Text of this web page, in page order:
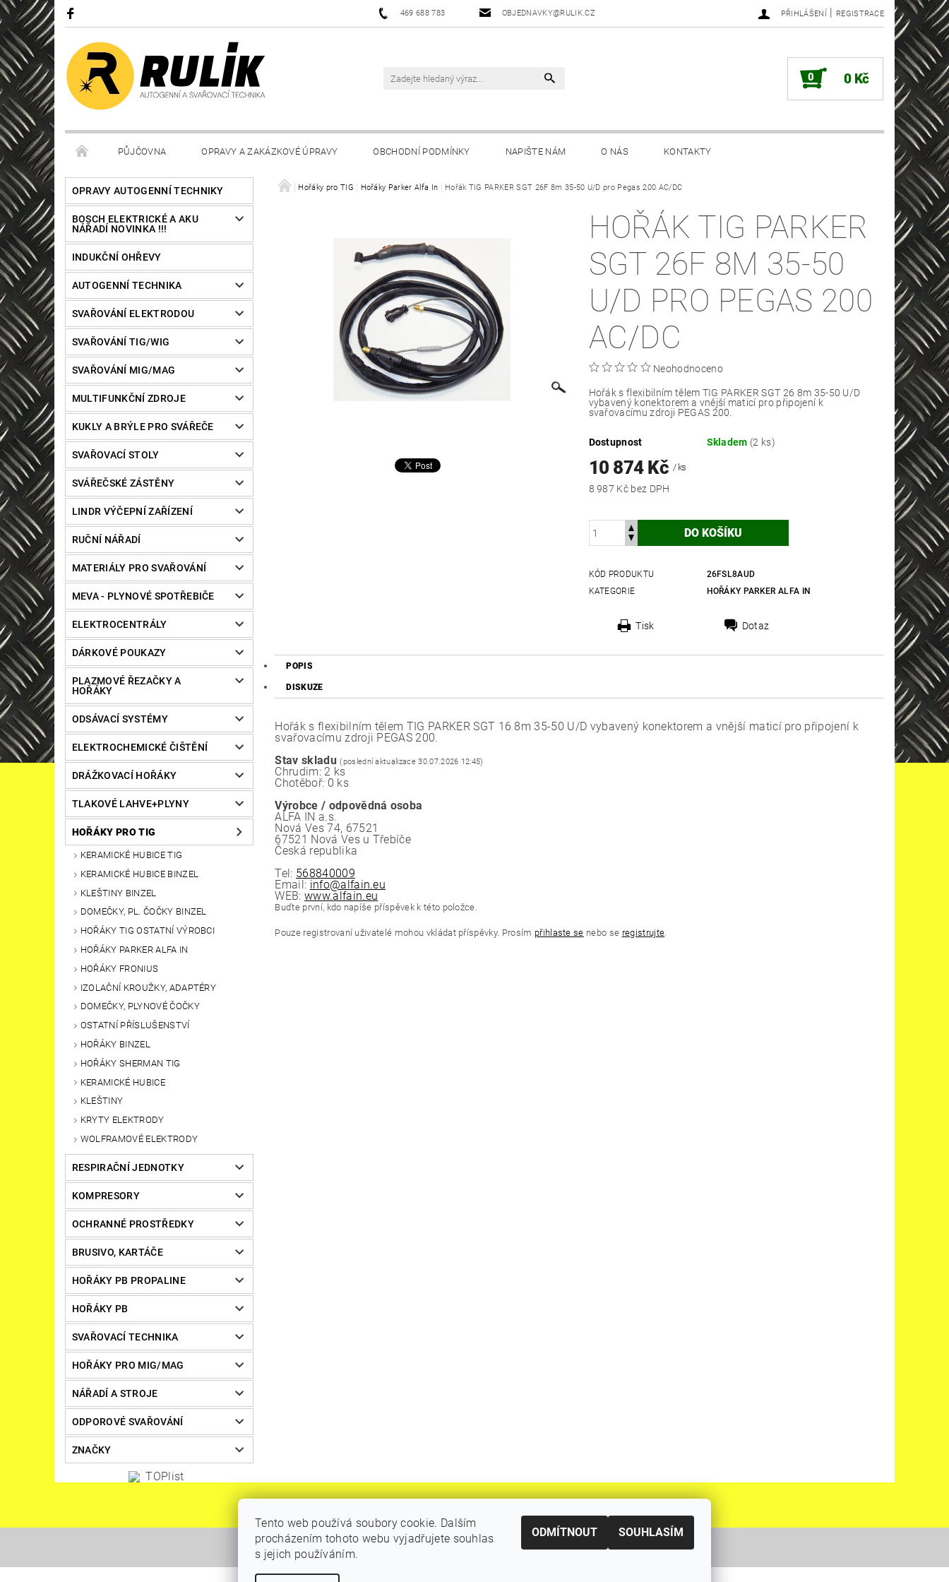
469 688 783 OBJEDNAVKY@RULIK.CZ PŘIHLÁŠENÍ | REGISTRACE
0 0 Kč
PŮJČOVNA OPRAVY A ZAKÁZKOVÉ ÚPRAVY OBCHODNÍ PODMÍNKY NAPIŠTE NÁM O NÁS KONTAKTY
OPRAVY AUTOGENNÍ TECHNIKY
BOSCH ELEKTRICKÉ A AKU
NÁŘADÍ NOVINKA !!!
INDUKČNÍ OHŘEVY
AUTOGENNÍ TECHNIKA
SVAŘOVÁNÍ ELEKTRODOU
SVAŘOVÁNÍ TIG/WIG
SVAŘOVÁNÍ MIG/MAG
MULTIFUNKČNÍ ZDROJE
KUKLY A BRÝLE PRO SVÁŘEČE
SVAŘOVACÍ STOLY
SVÁŘEČSKÉ ZÁSTĚNY
LINDR VÝČEPNÍ ZAŘÍZENÍ
RUČNÍ NÁŘADÍ
MATERIÁLY PRO SVAŘOVÁNÍ
MEVA - PLYNOVÉ SPOTŘEBIČE
ELEKTROCENTRÁLY
DÁRKOVÉ POUKAZY
PLAZMOVÉ ŘEZAČKY A
HOŘÁKY
ODSÁVACÍ SYSTÉMY
ELEKTROCHEMICKÉ ČIŠTĚNÍ
DRÁŽKOVACÍ HOŘÁKY
TLAKOVÉ LAHVE+PLYNY
HOŘÁKY PRO TIG
KERAMICKÉ HUBICE TIG
KERAMICKÉ HUBICE BINZEL
KLEŠTINY BINZEL
DOMEČKY, PL. ČOČKY BINZEL
HOŘÁKY TIG OSTATNÍ VÝROBCI
HOŘÁKY PARKER ALFA IN
HOŘÁKY FRONIUS
IZOLAČNÍ KROUŽKY, ADAPTÉRY
DOMEČKY, PLYNOVÉ ČOČKY
OSTATNÍ PŘÍSLUŠENSTVÍ
HOŘÁKY BINZEL
HOŘÁKY SHERMAN TIG
KERAMICKÉ HUBICE
KLEŠTINY
KRYTY ELEKTRODY
WOLFRAMOVÉ ELEKTRODY
RESPIRAČNÍ JEDNOTKY
KOMPRESORY
OCHRANNÉ PROSTŘEDKY
BRUSIVO, KARTÁČE
HOŘÁKY PB PROPALINE
HOŘÁKY PB
SVAŘOVACÍ TECHNIKA
HOŘÁKY PRO MIG/MAG
NÁŘADÍ A STROJE
ODPOROVÉ SVAŘOVÁNÍ
ZNAČKY
Hořáky pro TIG Hořáky Parker Alfa In Hořák TIG PARKER SGT 26F 8m 35-50 U/D pro Pegas 200 AC/DC
HOŘÁK TIG PARKER
SGT 26F 8M 35-50
U/D PRO PEGAS 200
AC/DC
Neohodnoceno
Hořák s flexibilním tělem TIG PARKER SGT 26 8m 35-50 U/D
vybavený konektorem a vnější maticí pro připojení k
svařovacímu zdroji PEGAS 200.
Dostupnost Skladem (2 ks)
10 874 Kč / ks
8 987 Kč bez DPH
KÓD PRODUKTU
26FSL8AUD
KATEGORIE
HOŘÁKY PARKER ALFA IN
Tisk Dotaz
POPIS
DISKUZE
Hořák s flexibilním tělem TIG PARKER SGT 16 8m 35-50 U/D vybavený konektorem a vnější maticí pro připojení k
svařovacímu zdroji PEGAS 200.
Stav skladu (poslední aktualizace 30.07.2026 12:45)
Chrudim: 2 ks
Chotěboř: 0 ks
Výrobce / odpovědná osoba
ALFA IN a.s.
Nová Ves 74, 67521
67521 Nová Ves u Třebíče
Česká republika
Tel: 568840009
Email: info@alfain.eu
WEB:www.alfain.eu
Buďte první, kdo napíše příspěvek k této položce.
Pouze registrovaní uživatelé mohou vkládat příspěvky. Prosím přihlaste se nebo se registrujte.
Původní eshop rulik.cz
Tento web používá soubory cookie. Dalším
procházením tohoto webu vyjadřujete souhlas
s jejich používáním.
ODMÍTNOUT SOUHLASÍM